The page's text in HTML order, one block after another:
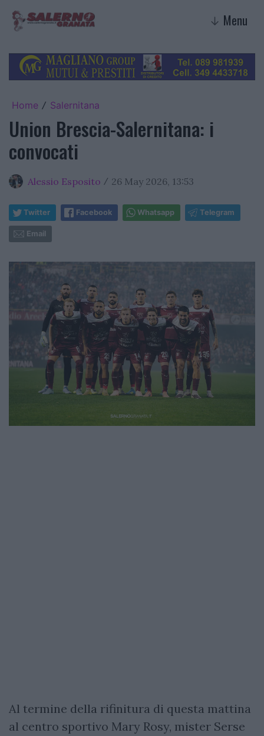
↓ Menu
Home / Salernitana
Union Brescia-Salernitana: i
convocati
Alessio Esposito / 26 May 2026, 13:53
Twitter Facebook Whatsapp Telegram
Email
Al termine della rifinitura di questa mattina
al centro sportivo Mary Rosy, mister Serse